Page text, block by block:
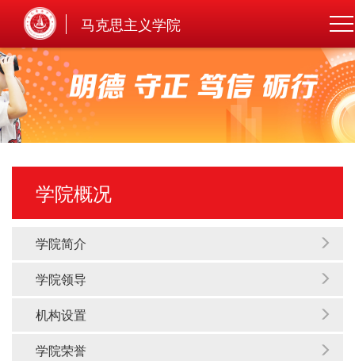
马克思主义学院
学院概况
学院简介
学院领导
机构设置
学院荣誉